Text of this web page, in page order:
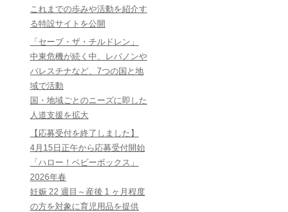
これまでの歩みや活動を紹介す
る特設サイトを公開
「セーブ・ザ・チルドレン」
中東危機が続く中、レバノンや
パレスチナなど、7つの国と地
域で活動
国・地域ごとのニーズに即した
人道支援を拡大
【応募受付を終了しました】
4月15日正午から応募受付開始
「ハロー！ベビーボックス」
2026年春
妊娠 22 週目～産後 1 ヶ月程度
の方を対象に育児用品を提供